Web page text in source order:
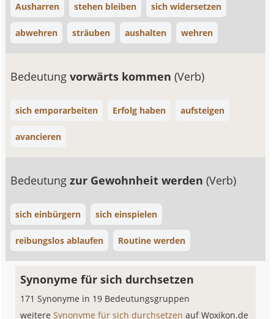
Ausharren stehen bleiben sich widersetzen
abwehren sträuben aushalten wehren
Bedeutungvorwärts kommen(Verb)
sich emporarbeiten Erfolg haben aufsteigen
avancieren
Bedeutungzur Gewohnheit werden(Verb)
sich einbürgern sich einspielen
reibungslos ablaufen Routine werden
Synonyme für sich durchsetzen
171 Synonyme in 19 Bedeutungsgruppen
weitereSynonyme für sich durchsetzenauf Woxikon.de